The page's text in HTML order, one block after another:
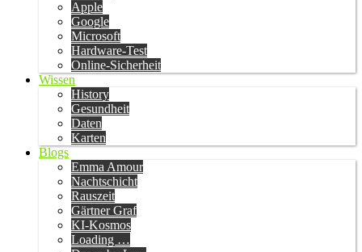
Apple
Google
Microsoft
Hardware-Test
Online-Sicherheit
Wissen
History
Gesundheit
Daten
Karten
Blogs
Emma Amour
Nachtschicht
Rauszeit
Gärtner Graf
KI-Kosmos
Loading …